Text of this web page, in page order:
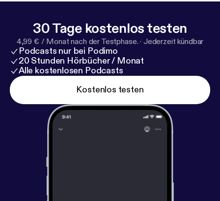
30 Tage kostenlos testen
4,99 € / Monat nach der Testphase. · Jederzeit kündbar
Podcasts nur bei Podimo
20 Stunden Hörbücher / Monat
Alle kostenlosen Podcasts
Kostenlos testen